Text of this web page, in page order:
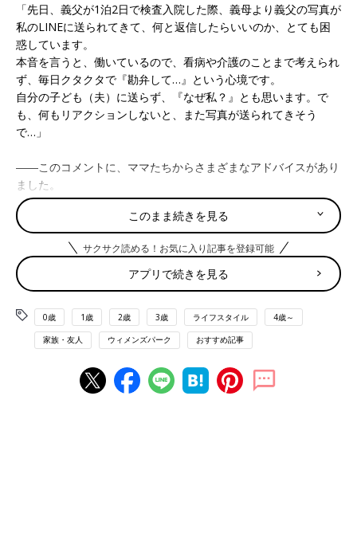
「先日、義父が1泊2日で検査入院した際、義母より義父の写真が
私のLINEに送られてきて、何と返信したらいいのか、とても困
惑しています。
本音を言うと、働いているので、看病や介護のことまで考えられ
ず、毎日クタクタで『勘弁して…』という心境です。
自分の子ども（夫）に送らず、『なぜ私？』とも思います。で
も、何もリアクションしないと、また写真が送られてきそう
で…」
――このコメントに、ママたちからさまざまなアドバイスがあり
ました。
■ 夫に相談してみるのが一番では？
「まずは夫に、『あなたにではなく、お義父さんの写真が私の
LINEに送られてきたんだけど、なんて返事しようか？』と話し
てみたらいかがですか？
どちらにしろ、2人で共有したほうがいい話だと思います」
■ 「お大事になさってください」だけ、返信するかな
すると思います。
あえて言葉を足すなら『こちらは忙しく、お見舞いに行けなくて
このまま続きを見る
サクサク読める！お気に入り記事を登録可能
アプリで続きを見る
0歳 1歳 2歳 3歳 ライフスタイル 4歳～
家族・友人 ウィメンズパーク おすすめ記事